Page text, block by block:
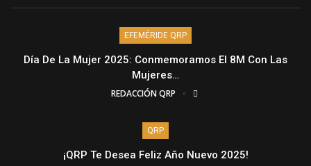
EFEMÉRIDE QRP
Día De La Mujer 2025: Conmemoramos El 8M Con Las
Mujeres…
REDACCIÓN QRP
QRP
¡QRP Te Desea Feliz Año Nuevo 2025!